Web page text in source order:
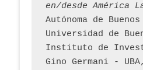
en/desde América
Autónoma de
Universidad de
Instituto de
Gino Germani -